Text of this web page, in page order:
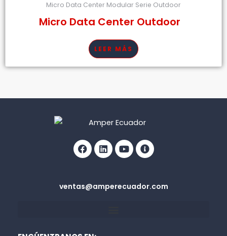
Micro Data Center Modular Serie Outdoor
Micro Data Center Outdoor
LEER MÁS
circle
ventas@amperecuador.com